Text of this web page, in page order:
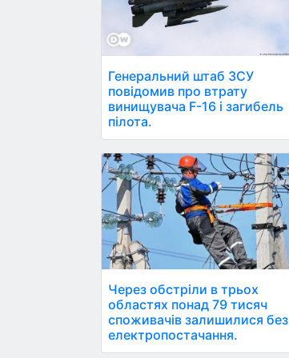
Генеральний штаб ЗСУ
повідомив про втрату
винищувача F-16 і загибель
пілота.
Через обстріли в трьох
областях понад 79 тисяч
споживачів залишилися без
електропостачання.